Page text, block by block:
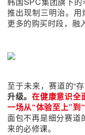
推出现制三明治。
更多的购买时段，融
至于未来，赛道的“存
升级。在健康意识全
一场从“体验至上”到
面包不再是细分赛道
来的必修课。